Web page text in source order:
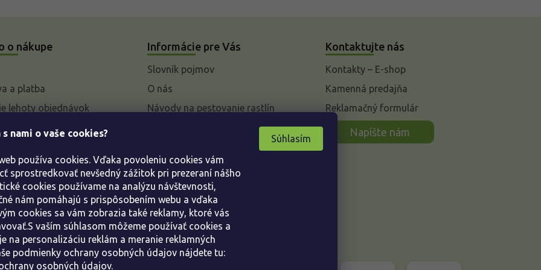
nami o vaše cookies?
používa cookies. Vďaka povoleniu cookies vám
sprostredkovať nevšedný zážitok pri prezeraní nášho
cookies používame na analýzu návštevnosti,
nám pomáhajú s prispôsobením webu a vďaka
cookies sa vám zobrazia také reklamy, ktoré vás
vaším súhlasom môžeme používať cookies a
na personalizáciu reklám a meranie reklamných
podmienky ochrany osobných údajov nájdete tu:
osobných údajov.
Súhlasím
o nákupe
a platba
lehoty objednávok
k parametrom a
rastlín
od kúpnej zmluvy
o ochrane osobných
podmienky
Informácie pre Vás
Slovník pojmov
O nás
Návody na pestovanie rastlín
Kontaktujte nás
Kontakty – E-shop
Kamenná predajňa
Reklamačný formulár
Napíšte nám